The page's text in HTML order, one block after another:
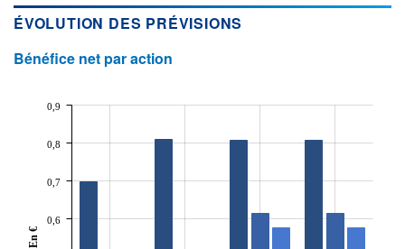
ÉVOLUTION DES PRÉVISIONS
Bénéfice net par action
0,6
0,7
0,8
0,9
En €